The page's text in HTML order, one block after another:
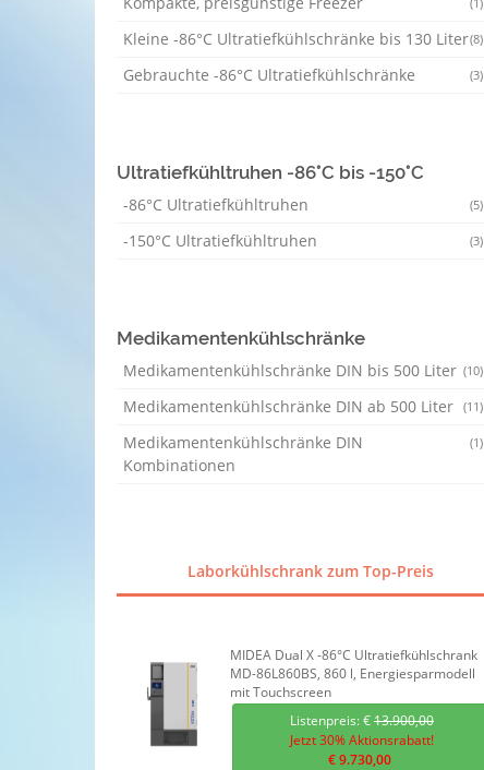
(8)
Kleine -86°C Ultratiefkühlschränke bis 130 Liter
(3)
Gebrauchte -86°C Ultratiefkühlschränke
Ultratiefkühltruhen -86°C bis -150°C
(5)
-86°C Ultratiefkühltruhen
(3)
-150°C Ultratiefkühltruhen
Medikamentenkühlschränke
(10)
Medikamentenkühlschränke DIN bis 500 Liter
(11)
Medikamentenkühlschränke DIN ab 500 Liter
(1)
Medikamentenkühlschränke DIN
Kombinationen
Laborkühlschrank zum Top-Preis
MIDEA Dual X -86°C Ultratiefkühlschrank
MD-86L860BS, 860 l, Energiesparmodell
mit Touchscreen
Listenpreis: €13.900,00
Jetzt 30% Aktionsrabatt!
€ 9.730,00